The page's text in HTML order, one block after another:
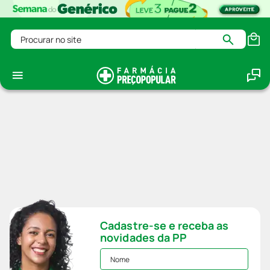
Procurar no site
Cadastre-se e receba as
novidades da PP